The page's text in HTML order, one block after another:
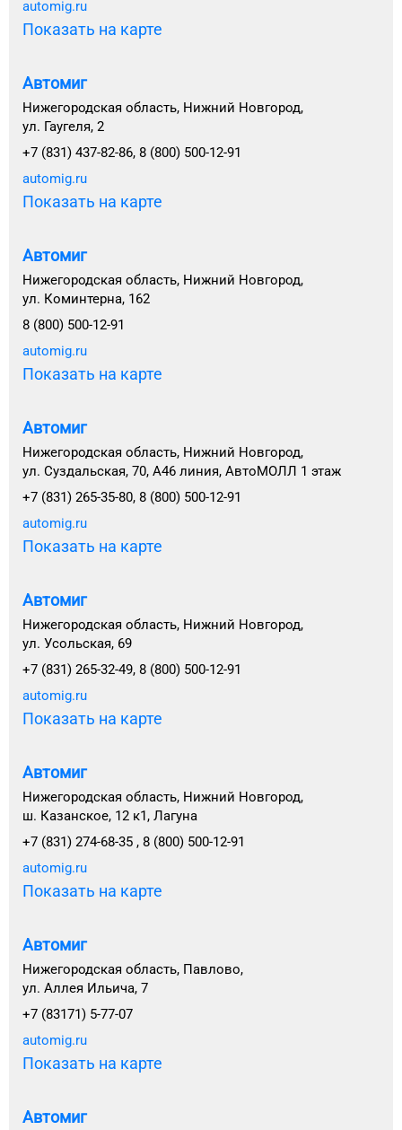
automig.ru
Показать на карте
Автомиг
Нижегородская область, Нижний Новгород,
ул. Гаугеля, 2
+7 (831) 437-82-86, 8 (800) 500-12-91
automig.ru
Показать на карте
Автомиг
Нижегородская область, Нижний Новгород,
ул. Коминтерна, 162
8 (800) 500-12-91
automig.ru
Показать на карте
Автомиг
Нижегородская область, Нижний Новгород,
ул. Суздальская, 70, А46 линия, АвтоМОЛЛ 1 этаж
+7 (831) 265-35-80, 8 (800) 500-12-91
automig.ru
Показать на карте
Автомиг
Нижегородская область, Нижний Новгород,
ул. Усольская, 69
+7 (831) 265-32-49, 8 (800) 500-12-91
automig.ru
Показать на карте
Автомиг
Нижегородская область, Нижний Новгород,
ш. Казанское, 12 к1, Лагуна
+7 (831) 274-68-35 , 8 (800) 500-12-91
automig.ru
Показать на карте
Автомиг
Нижегородская область, Павлово,
ул. Аллея Ильича, 7
+7 (83171) 5-77-07
automig.ru
Показать на карте
Автомиг